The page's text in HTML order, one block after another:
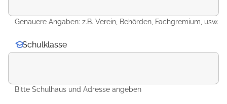
Genauere Angaben: z.B. Verein, Behörden, Fachgremium, usw.
Schulklasse
Bitte Schulhaus und Adresse angeben